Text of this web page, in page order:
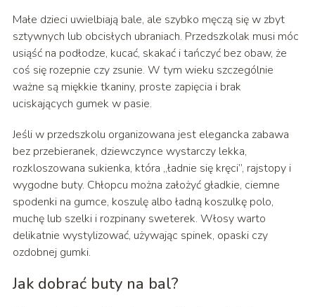
Małe dzieci uwielbiają bale, ale szybko męczą się w zbyt
sztywnych lub obcisłych ubraniach. Przedszkolak musi móc
usiąść na podłodze, kucać, skakać i tańczyć bez obaw, że
coś się rozepnie czy zsunie. W tym wieku szczególnie
ważne są miękkie tkaniny, proste zapięcia i brak
uciskających gumek w pasie.
Jeśli w przedszkolu organizowana jest elegancka zabawa
bez przebieranek, dziewczynce wystarczy lekka,
rozkloszowana sukienka, która „ładnie się kręci”, rajstopy i
wygodne buty. Chłopcu można założyć gładkie, ciemne
spodenki na gumce, koszulę albo ładną koszulkę polo,
muchę lub szelki i rozpinany sweterek. Włosy warto
delikatnie wystylizować, używając spinek, opaski czy
ozdobnej gumki.
Jak dobrać buty na bal?